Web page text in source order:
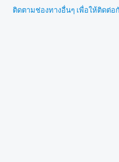
ติดตามช่องทางอื่นๆ เพื่อให้ติดต่